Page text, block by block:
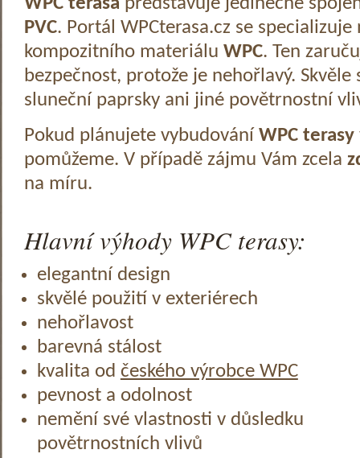
WPC terasa představuje jedinečné
PVC. Portál WPCterasa.cz se specializuje
kompozitního materiálu WPC. Ten
bezpečnost, protože je nehořlavý.
sluneční paprsky ani jiné povětrnostní
Pokud plánujete vybudování WPC terasy
pomůžeme. V případě zájmu Vám zcela
na míru.
Hlavní výhody WPC terasy:
elegantní design
skvělé použití v exteriérech
nehořlavost
barevná stálost
kvalita od českého výrobce WPC
pevnost a odolnost
nemění své vlastnosti v důsledku
povětrnostních vlivů